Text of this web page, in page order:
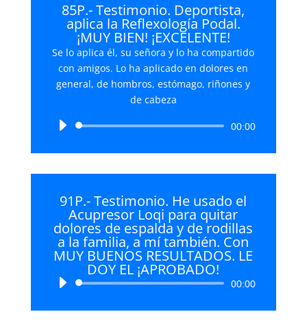
85P.- Testimonio. Deportista,
aplica la Reflexología Podal.
¡MUY BIEN! ¡EXCELENTE!
Se lo aplica él, su señora y lo ha compartido
con amigos. Lo ha aplicado en dolores en
general, de hombros, estómago, riñones y
de cabeza
Reproductor
audio
00:00
91P.- Testimonio. He usado el
Acupresor Loqi para quitar
dolores de espalda y de rodillas
a la familia, a mí también. Con
MUY BUENOS RESULTADOS. LE
DOY EL ¡APROBADO!
Reproductor
audio
00:00